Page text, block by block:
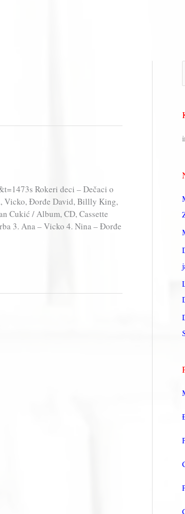
Rokeri deci – Dečaci o
Vicko, Đorđe David, Billly King,
Cukić / Album, CD, Cassette
3. Ana – Vicko 4. Nina – Đorđe
р
т
а
з
а